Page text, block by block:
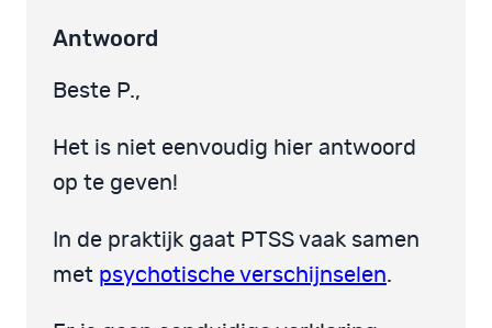
Antwoord
Beste P.,
Het is niet eenvoudig hier antwoord
op te geven!
In de praktijk gaat PTSS vaak samen
met psychotische verschijnselen.